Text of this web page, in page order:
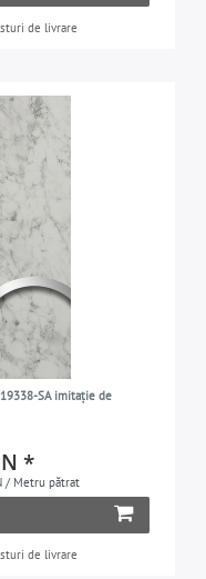
de livrare
SA imitație de
*
/ Metru pătrat
de livrare